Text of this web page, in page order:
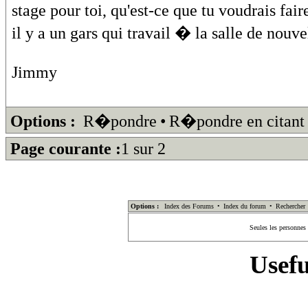
stage pour toi, qu'est-ce que tu voudrais
il y a un gars qui travail � la salle de
Jimmy
Options : R�pondre • R�pondre en citant
Page courante :1 sur 2
Options : Index des Forums • Index du forum • Rechercher
Seules les